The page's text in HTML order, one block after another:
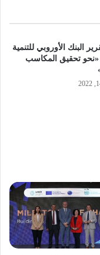
البنك الأوروبي للتنمية
«نحو تحقيق المكاسب